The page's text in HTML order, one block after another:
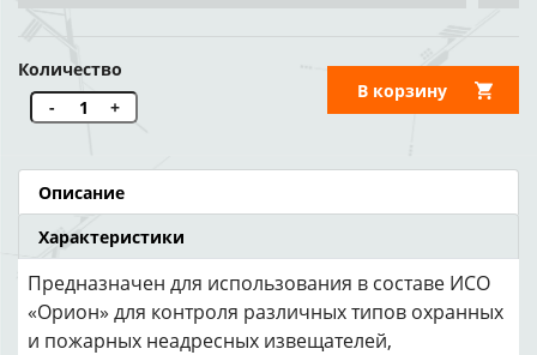
Количество
-
+
В корзину
Описание
Характеристики
Предназначен для использования в составе ИСО
«Орион» для контроля различных типов охранных
и пожарных неадресных извещателей,